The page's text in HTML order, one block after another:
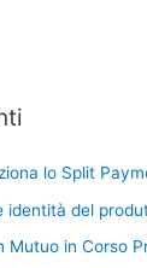
lo Split
identità del
Mutuo in Corso